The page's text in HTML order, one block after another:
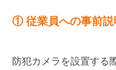
① 従業員への事前説
防犯カメラを設置する